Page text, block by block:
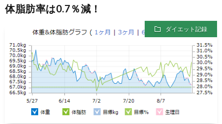
体脂肪率は0.7％減！
ダイエット記録